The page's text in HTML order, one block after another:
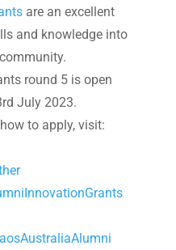
are an excellent
and knowledge into
round 5 is open
July 2023.
to apply, visit: